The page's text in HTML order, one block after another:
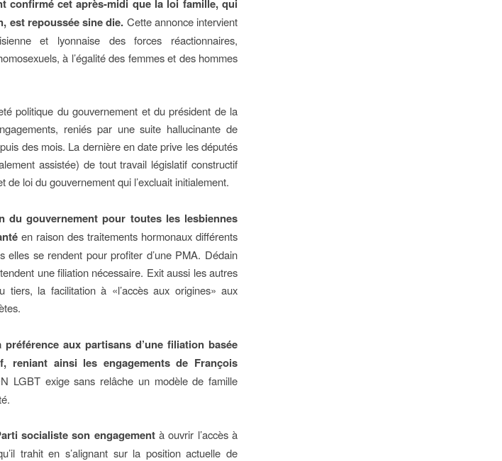
confirmé cet après-midi que la loi famille, qui
est repoussée sine die. Cette annonce intervient
et lyonnaise des forces réactionnaires,
à l’égalité des femmes et des hommes
politique du gouvernement et du président de la
reniés par une suite hallucinante de
des mois. La dernière en date prive les députés
assistée) de tout travail législatif constructif
de loi du gouvernement qui l’excluait initialement.
du gouvernement pour toutes les lesbiennes
en raison des traitements hormonaux différents
elles se rendent pour profiter d’une PMA. Dédain
une filiation nécessaire. Exit aussi les autres
tiers, la facilitation à «l’accès aux origines» aux
aux partisans d’une filiation basée
reniant ainsi les engagements de François
LGBT exige sans relâche un modèle de famille
socialiste son engagement à ouvrir l’accès à
trahit en s’alignant sur la position actuelle de